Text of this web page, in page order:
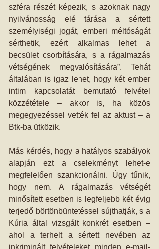
szféra részét képezik, s azoknak nagy
nyilvánosság elé tárása a sértett
személyiségi jogát, emberi méltóságát
sérthetik, ezért alkalmas lehet a
becsület csorbítására, s a rágalmazás
vétségének megvalósítására”. Tehát
általában is igaz lehet, hogy két ember
intim kapcsolatát bemutató felvétel
közzététele – akkor is, ha közös
megegyezéssel vették fel az aktust – a
Btk-ba ütközik.
Más kérdés, hogy a hatályos szabályok
alapján ezt a cselekményt lehet-e
megfelelően szankcionálni. Úgy tűnik,
hogy nem. A rágalmazás vétségét
minősített esetben is legfeljebb két évig
terjedő börtönbüntetéssel sújthatják, s a
Kúria által vizsgált konkrét esetben –
ahol a terhelt a sértett nevében az
inkriminált felvételeket minden e-mail-